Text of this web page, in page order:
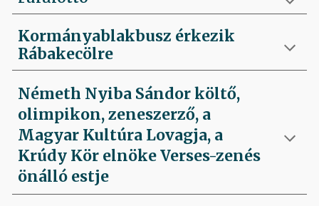
Kormányablakbusz érkezik
Rábakecölre
Németh Nyiba Sándor költő,
olimpikon, zeneszerző, a
Magyar Kultúra Lovagja, a
Krúdy Kör elnöke Verses-zenés
önálló estje